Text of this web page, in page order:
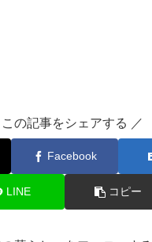
この記事をシェアする ／
Facebook
LINE コピー